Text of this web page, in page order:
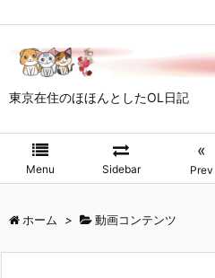
東京在住のほほんとしたOL日記
Menu Sidebar
«
Prev
ホーム > 動画コンテンツ